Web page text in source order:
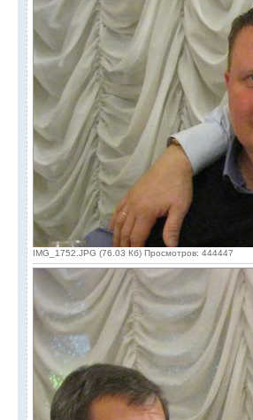
IMG_1752.JPG (76.03 Кб) Просмотров: 444447